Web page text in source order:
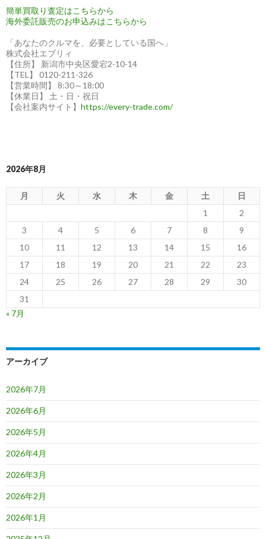
式
を
ナ
ダ
へ
輸
出
簡単買取り査定はこちらから
海外委託販売のお申込みはこちらから
「あなたのクルマを、必要としている国へ」
株式会社エブリィ
【住所】 新潟市中央区愛宕2-10-14
【TEL】 0120-211-326
【営業時間】 8:30～18:00
【休業日】 土・日・祝日
【会社案内サイト】 https://every-trade.com/
2026年8月
月 火 水 木 金 土
日
1
2
3
4 5 6 7 8
9
10
11 12 13 14 15
16
17
18 19 20 21 22
23
24
25 26 27 28 29
30
31
« 7月
アーカイブ
2026年7月
2026年6月
2026年5月
2026年4月
2026年3月
2026年2月
2026年1月